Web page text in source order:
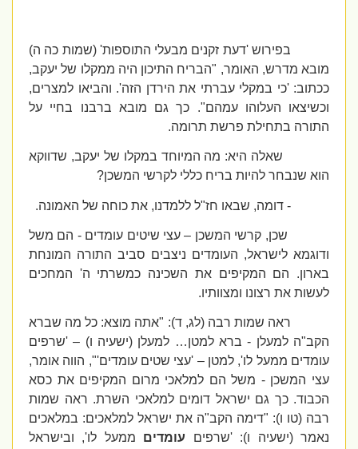
בפירוש 'דעת זקנים מבעלי התוספות' (שמות כה ה)
מובא מדרש, האומר, "הבריח התיכון היה ממקלו של יעקב,
ככתוב: 'כי במקלי עברתי את הירדן הזה'. והביאו למצרים,
וכשיצאו העלוהו עמהם". כך גם מובא ברבנו בחיי על
התורה בתחילת פרשת תרומה.
שאלה היא: מה המיוחד במקלו של יעקב, שדווקא
הוא שנבחר להיות בריח כללי לקרשי המשכן?
- דומה, שבאו חז"ל ללמדנו, את כוחה של האמונה.
שכן, קרשי המשכן – עצי שיטים עומדים - הם משל
ודוגמא לישראל, העומדים ניצבים סביב התורה המונחת
בארון. הם המקיפים את השכינה כמשרתי ה' המחכים
לעשות את רצונו ומצוותיו.
ראה שמות רבה (לג, ד): "אתה מוצא: כל מה שברא
הקב"ה למעלן - ברא למטן… למעלן (ישעיה ו) – 'שרפים
עומדים ממעל לו', למטן – 'עצי שטים עומדים'", הווה אומר,
עצי המשכן - משל הם למלאכי מרום המקיפים את כסא
הכבוד. כך גם ישראל דומים למלאכי השרת. ראה שמות
רבה (טו ו): "דימה הקב"ה את ישראל למלאכים: במלאכים
נאמר (ישעיה ו): 'שרפיםעומדיםממעל לו', ובישראל